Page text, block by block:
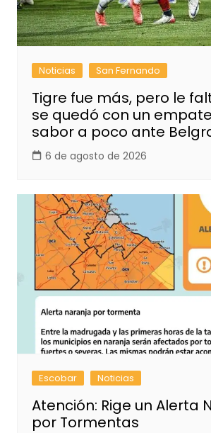
Noticias San Fernando
Tigre fue más, pero le
se quedó con un
sabor a poco ante
6 de agosto de 2026
Escobar Noticias
Atención: Rige un Alerta
por Tormentas